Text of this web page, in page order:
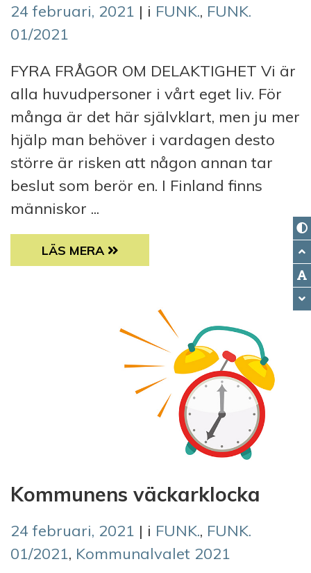
24 februari, 2021 | i FUNK., FUNK.
01/2021
FYRA FRÅGOR OM DELAKTIGHET Vi är
alla huvudpersoner i vårt eget liv. För
många är det här självklart, men ju mer
hjälp man behöver i vardagen desto
större är risken att någon annan tar
beslut som berör en. I Finland finns
människor ...
VÄGEN TILL EGNA VAL
LÄS MERA
Kommunens väckarklocka
24 februari, 2021 | i FUNK., FUNK.
01/2021, Kommunalvalet 2021